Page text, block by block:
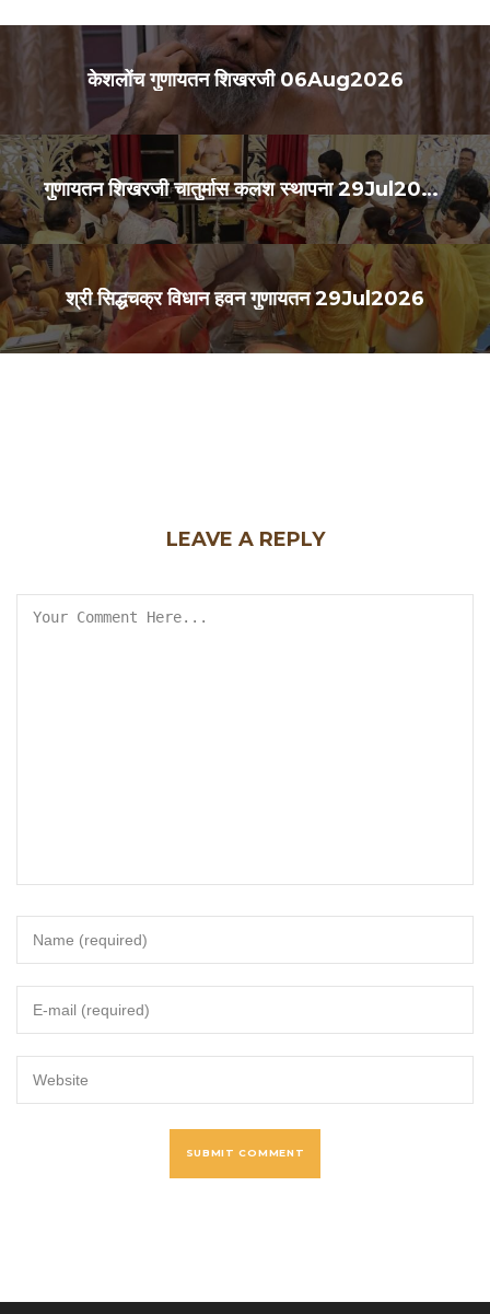
केशलोंच गुणायतन शिखरजी 06Aug2026
गुणायतन शिखरजी चातुर्मास कलश स्थापना 29Jul2026
श्री सिद्धचक्र विधान हवन गुणायतन 29Jul2026
LEAVE A REPLY